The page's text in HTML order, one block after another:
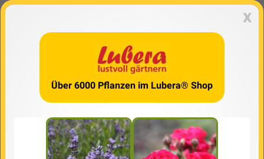
x
Über 6000 Pflanzen im Lubera® Shop